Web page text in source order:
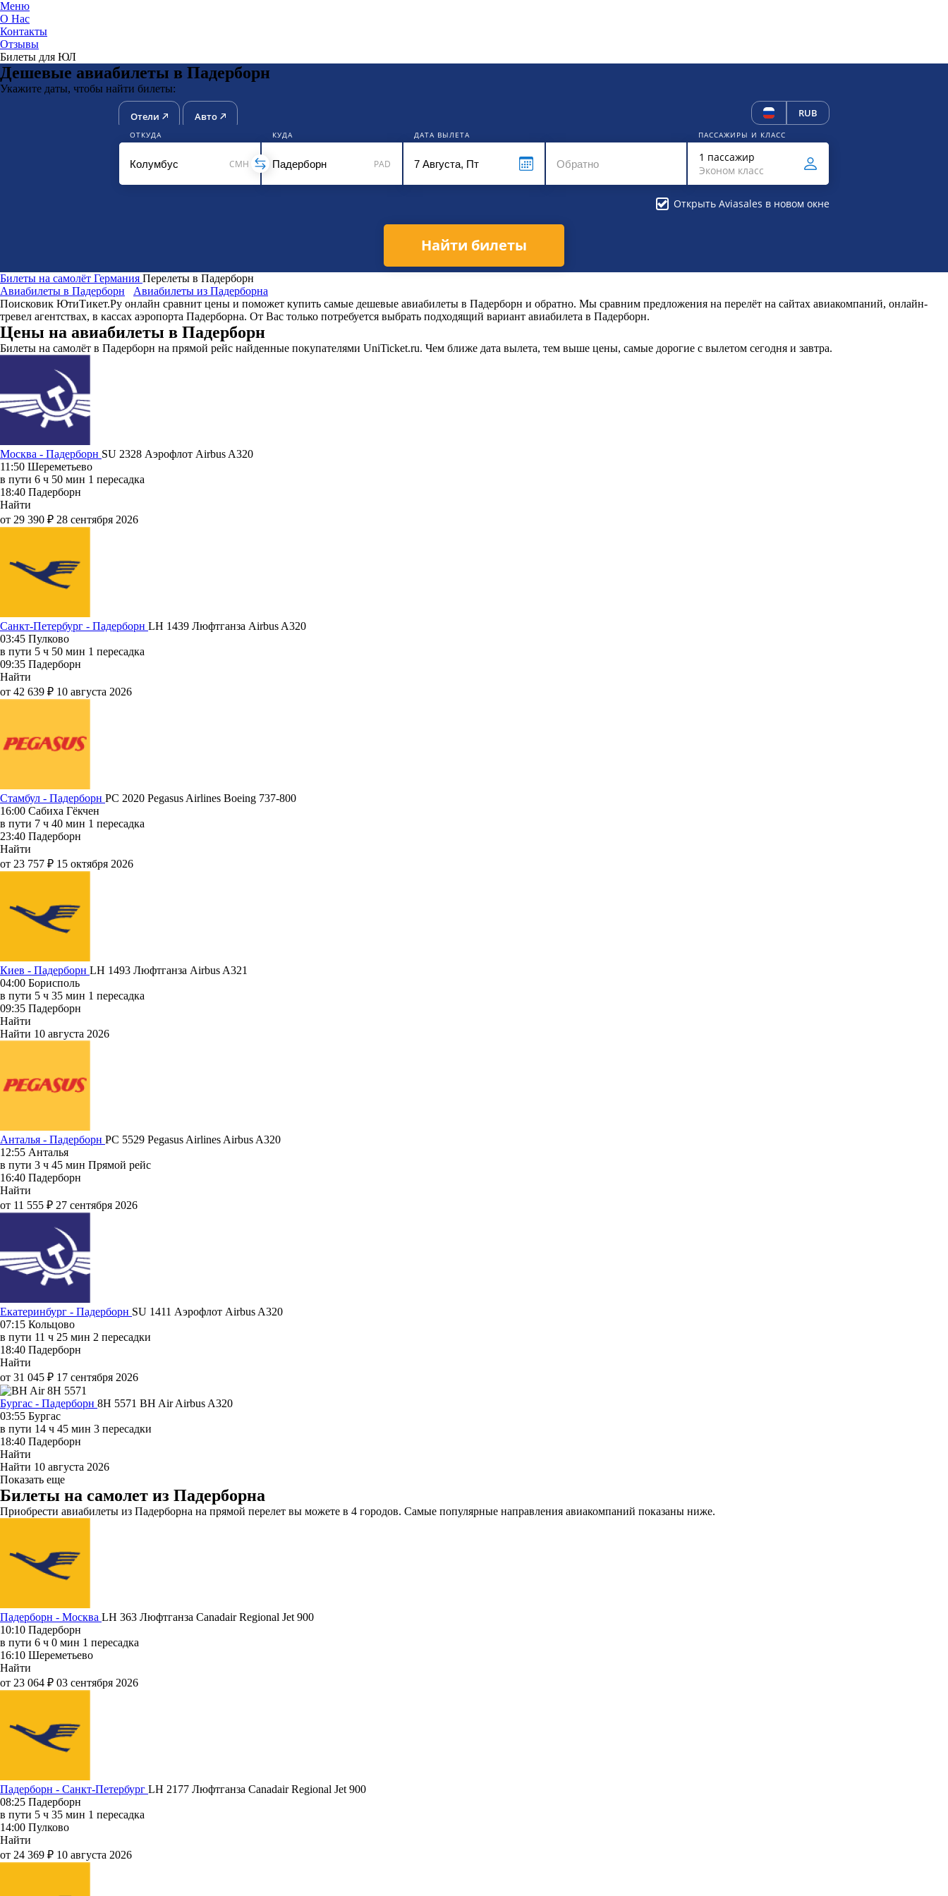
ЮниТикет
Меню
О Нас
Контакты
Отзывы
Билеты для ЮЛ
Дешевые авиабилеты в Падерборн
Укажите даты, чтобы найти билеты:
Отели Авто RUB
ОТКУДА
CMH
КУДА
PAD
ДАТА ВЫЛЕТА ПАССАЖИРЫ И КЛАСС
1 пассажир
Эконом класс
Открыть Aviasales в новом окне
Найти билеты
Билеты на самолёт Германия Перелеты в Падерборн
Авиабилеты в Падерборн
Авиабилеты из Падерборна
Поисковик ЮтиТикет.Ру онлайн сравнит цены и поможет купить самые дешевые авиабилеты в Падерборн и обратно. Мы сравним предложения на перелёт на сайтах авиакомпаний, онлайн-
тревел агентствах, в кассах аэропорта Падерборна. От Вас только потребуется выбрать подходящий вариант авиабилета в Падерборн.
Цены на авиабилеты в Падерборн
Билеты на самолёт в Падерборн на прямой рейс найденные покупателями UniTicket.ru. Чем ближе дата вылета, тем выше цены, самые дорогие с вылетом сегодня и завтра.
Москва - Падерборн SU 2328 Аэрофлот Airbus A320
11:50 Шереметьево
в пути 6 ч 50 мин 1 пересадка
18:40 Падерборн
Найти
от 29 390 ₽ 28 сентября 2026
Санкт-Петербург - Падерборн LH 1439 Люфтганза Airbus A320
03:45 Пулково
в пути 5 ч 50 мин 1 пересадка
09:35 Падерборн
Найти
от 42 639 ₽ 10 августа 2026
Стамбул - Падерборн PC 2020 Pegasus Airlines Boeing 737-800
16:00 Сабиха Гёкчен
в пути 7 ч 40 мин 1 пересадка
23:40 Падерборн
Найти
от 23 757 ₽ 15 октября 2026
Киев - Падерборн LH 1493 Люфтганза Airbus A321
04:00 Борисполь
в пути 5 ч 35 мин 1 пересадка
09:35 Падерборн
Найти
Найти 10 августа 2026
Анталья - Падерборн PC 5529 Pegasus Airlines Airbus A320
12:55 Анталья
в пути 3 ч 45 мин Прямой рейс
16:40 Падерборн
Найти
от 11 555 ₽ 27 сентября 2026
Екатеринбург - Падерборн SU 1411 Аэрофлот Airbus A320
07:15 Кольцово
в пути 11 ч 25 мин 2 пересадки
18:40 Падерборн
Найти
от 31 045 ₽ 17 сентября 2026
Бургас - Падерборн 8H 5571 BH AirAirbus A320
03:55 Бургас
в пути 14 ч 45 мин 3 пересадки
18:40 Падерборн
Найти
Найти 10 августа 2026
Показать еще
Билеты на самолет из Падерборна
Приобрести авиабилеты из Падерборна на прямой перелет вы можете в 4 городов. Самые популярные направления авиакомпаний показаны ниже.
Падерборн - Москва LH 363 Люфтганза Canadair Regional Jet 900
10:10 Падерборн
в пути 6 ч 0 мин 1 пересадка
16:10 Шереметьево
Найти
от 23 064 ₽ 03 сентября 2026
Падерборн - Санкт-Петербург LH 2177 Люфтганза Canadair Regional Jet 900
08:25 Падерборн
в пути 5 ч 35 мин 1 пересадка
14:00 Пулково
Найти
от 24 369 ₽ 10 августа 2026